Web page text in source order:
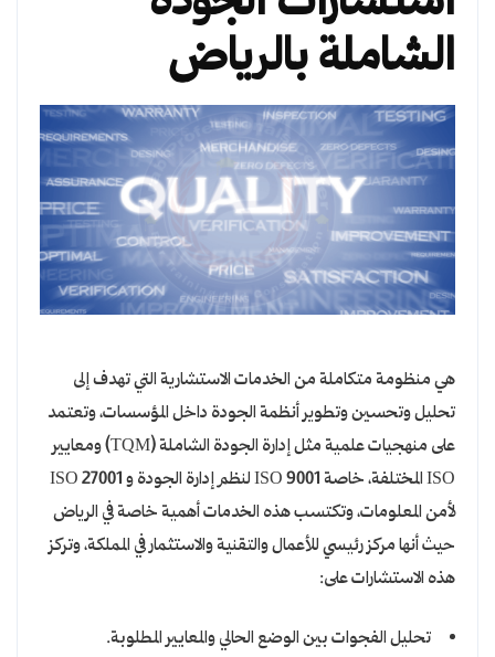
الشاملة بالرياض
هي منظومة متكاملة من الخدمات الاستشارية التي تهدف إلى
تحليل وتحسين وتطوير أنظمة الجودة داخل المؤسسات، وتعتمد
على منهجيات علمية مثل إدارة الجودة الشاملة (TQM) ومعايير
ISO المختلفة، خاصة ISO 9001 لنظم إدارة الجودة و ISO 27001
لأمن المعلومات، وتكتسب هذه الخدمات أهمية خاصة في الرياض
حيث أنها مركز رئيسي للأعمال والتقنية والاستثمار في المملكة، وتركز
هذه الاستشارات على:
تحليل الفجوات بين الوضع الحالي والمعايير المطلوبة.